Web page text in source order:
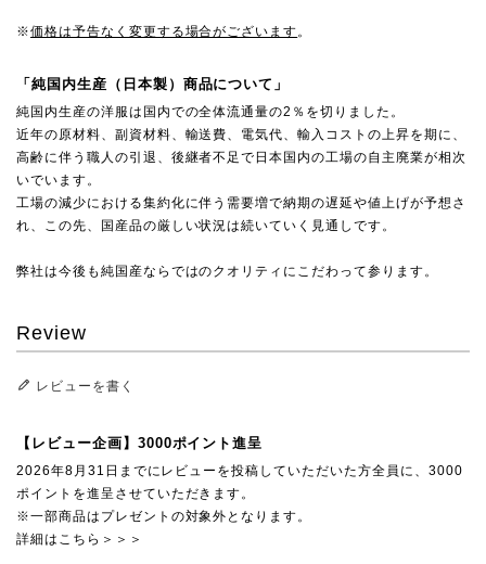
※価格は予告なく変更する場合がございます。
「純国内生産（日本製）商品について」
純国内生産の洋服は国内での全体流通量の2％を切りました。
近年の原材料、副資材料、輸送費、電気代、輸入コストの上昇を期に、
高齢に伴う職人の引退、後継者不足で日本国内の工場の自主廃業が相次
いでいます。
工場の減少における集約化に伴う需要増で納期の遅延や値上げが予想さ
れ、この先、国産品の厳しい状況は続いていく見通しです。
弊社は今後も純国産ならではのクオリティにこだわって参ります。
Review
レビューを書く
【レビュー企画】3000ポイント進呈
2026年8月31日までにレビューを投稿していただいた方全員に、3000
ポイントを進呈させていただきます。
※一部商品はプレゼントの対象外となります。
詳細はこちら＞＞＞